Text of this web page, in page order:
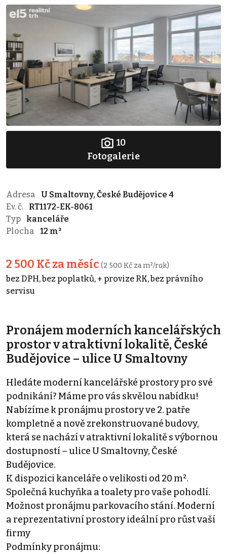
10
Fotogalerie
Adresa
U Smaltovny, České Budějovice 4
Ev. č.
RT1172-EK-8061
Typ
kanceláře
Plocha
12 m²
2 500 Kč za měsíc (2 500 Kč za m²/rok)
bez DPH, bez poplatků, + provize RK, bez právního
servisu
Pronájem moderních kancelářských
prostor v atraktivní lokalitě, České
Budějovice – ulice U Smaltovny
Hledáte moderní kancelářské prostory pro své
podnikání? Máme pro vás skvělou nabídku!
Nabízíme k pronájmu prostory ve 2. patře
kompletně a nově zrekonstruované budovy,
která se nachází v atraktivní lokalitě s výbornou
dostupností – ulice U Smaltovny, České
Budějovice.
K dispozici kanceláře o velikosti od 20 m².
Společná kuchyňka a toalety pro vaše pohodlí.
Možnost pronájmu parkovacího stání. Moderní
a reprezentativní prostory ideální pro růst vaší
firmy
Podmínky pronájmu: